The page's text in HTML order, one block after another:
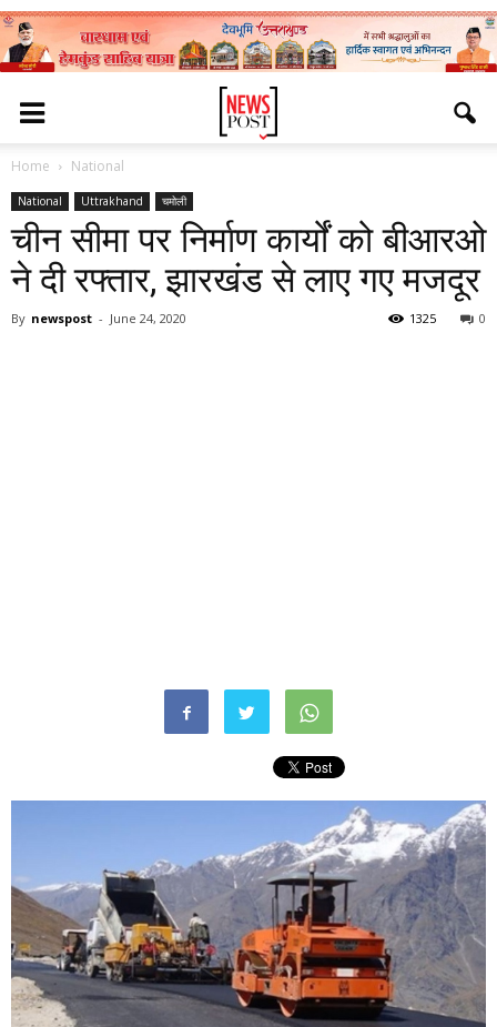
Home National
National Uttrakhand चमोली
चीन सीमा पर निर्माण कार्यों को बीआरओ
ने दी रफ्तार, झारखंड से लाए गए मजदूर
By newspost - June 24, 2020 0
1325